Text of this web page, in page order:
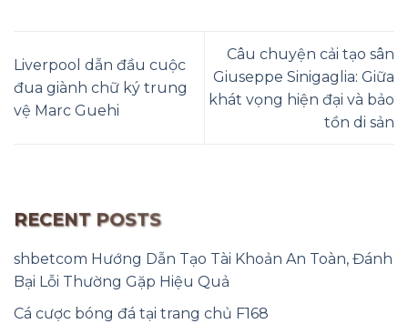
Liverpool dẫn đầu cuộc
đua giành chữ ký trung
vệ Marc Guehi
Câu chuyện cải tạo sân
Giuseppe Sinigaglia: Giữa
khát vọng hiện đại và bảo
tồn di sản
RECENT POSTS
shbetcom Hướng Dẫn Tạo Tài Khoản An Toàn, Đánh
Bại Lỗi Thường Gặp Hiệu Quả
Cá cược bóng đá tại trang chủ F168